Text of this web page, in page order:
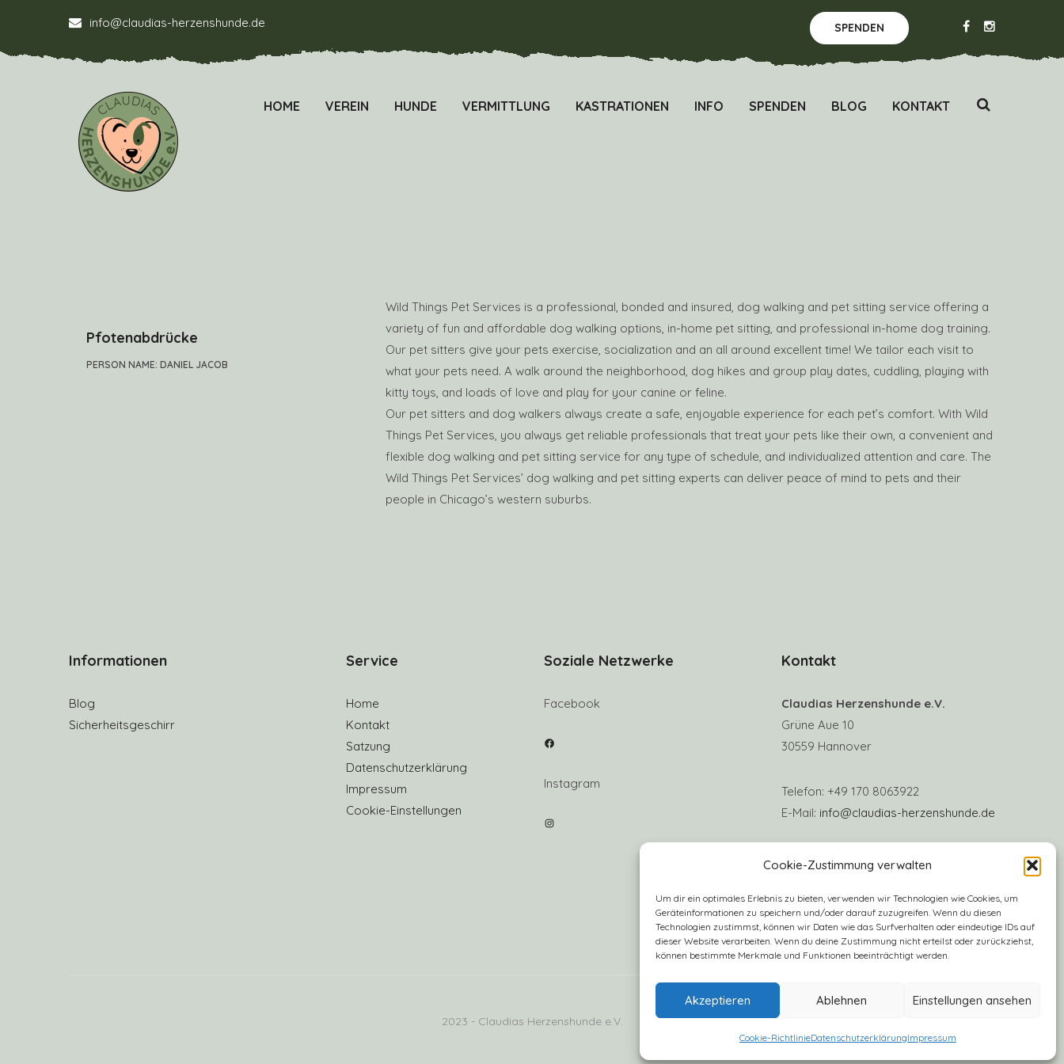
Cookie-Zustimmung verwalten
Um dir ein optimales Erlebnis zu bieten, verwenden wir Technologien wie Cookies, um
Geräteinformationen zu speichern und/oder darauf zuzugreifen. Wenn du diesen
Technologien zustimmst, können wir Daten wie das Surfverhalten oder eindeutige IDs auf
dieser Website verarbeiten. Wenn du deine Zustimmung nicht erteilst oder zurückziehst,
können bestimmte Merkmale und Funktionen beeinträchtigt werden.
Akzeptieren Ablehnen Einstellungen ansehen
Cookie-RichtlinieDatenschutzerklärungImpressum
info@claudias-herzenshunde.de SPENDEN
HOME VEREIN HUNDE VERMITTLUNG KASTRATIONEN INFO SPENDEN BLOG KONTAKT
Pfotenabdrücke
PERSON NAME: DANIEL JACOB
Wild Things Pet Services is a professional, bonded and insured, dog walking and pet sitting service offering a
variety of fun and affordable dog walking options, in-home pet sitting, and professional in-home dog training.
Our pet sitters give your pets exercise, socialization and an all around excellent time! We tailor each visit to
what your pets need. A walk around the neighborhood, dog hikes and group play dates, cuddling, playing with
kitty toys, and loads of love and play for your canine or feline.
Our pet sitters and dog walkers always create a safe, enjoyable experience for each pet’s comfort. With Wild
Things Pet Services, you always get reliable professionals that treat your pets like their own, a convenient and
flexible dog walking and pet sitting service for any type of schedule, and individualized attention and care. The
Wild Things Pet Services’ dog walking and pet sitting experts can deliver peace of mind to pets and their
people in Chicago’s western suburbs.
Informationen
Blog
Sicherheitsgeschirr
Service
Home
Kontakt
Satzung
Datenschutzerklärung
Impressum
Cookie-Einstellungen
Soziale Netzwerke
Facebook
Facebook
Instagram
Instagram
Kontakt
Claudias Herzenshunde e.V.
Grüne Aue 10
30559 Hannover
Telefon: +49 170 8063922
E-Mail: info@claudias-herzenshunde.de
Vereinskonto: Deutsche Skatbank
BIC: GENODEF1SLR
2023 - Claudias Herzenshunde e.V.